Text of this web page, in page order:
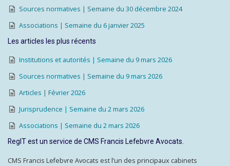
Sources normatives | Semaine du 30 décembre 2024
Associations | Semaine du 6 janvier 2025
Les articles les plus récents
Institutions et autorités | Semaine du 9 mars 2026
Sources normatives | Semaine du 9 mars 2026
Articles | Février 2026
Jurisprudence | Semaine du 2 mars 2026
Associations | Semaine du 2 mars 2026
RegIT est un service de CMS Francis Lefebvre Avocats.
CMS Francis Lefebvre Avocats est l’un des principaux cabinets